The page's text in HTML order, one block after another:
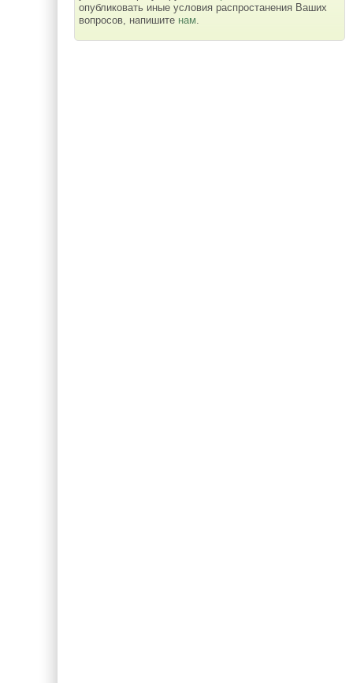
опубликовать иные условия распростанения Ваших
вопросов, напишите нам.